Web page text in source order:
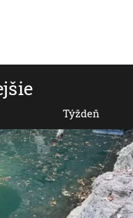
Týždeň